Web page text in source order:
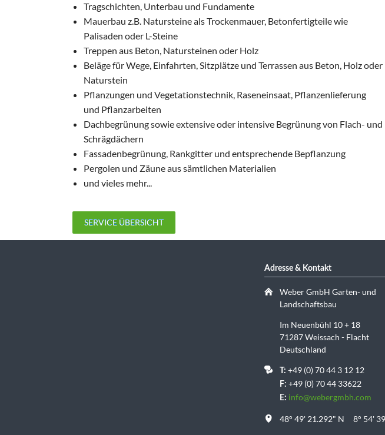
Tragschichten, Unterbau und Fundamente
Mauerbau z.B. Natursteine als Trockenmauer, Betonfertigteile wie
Palisaden oder L-Steine
Treppen aus Beton, Natursteinen oder Holz
Beläge für Wege, Einfahrten, Sitzplätze und Terrassen aus Beton, Holz oder
Naturstein
Pflanzungen und Vegetationstechnik, Raseneinsaat, Pflanzenlieferung
und Pflanzarbeiten
Dachbegrünung sowie extensive oder intensive Begrünung von Flach- und
Schrägdächern
Fassadenbegrünung, Rankgitter und entsprechende Bepflanzung
Pergolen und Zäune aus sämtlichen Materialien
und vieles mehr...
SERVICE ÜBERSICHT
Adresse & Kontakt
Weber GmbH Garten- und
Landschaftsbau
Im Neuenbühl 10 + 18
71287 Weissach - Flacht
Deutschland
T: +49 (0) 70 44 3 12 12
F: +49 (0) 70 44 33622
E: info@webergmbh.com
48° 49' 21.292" N 8° 54'